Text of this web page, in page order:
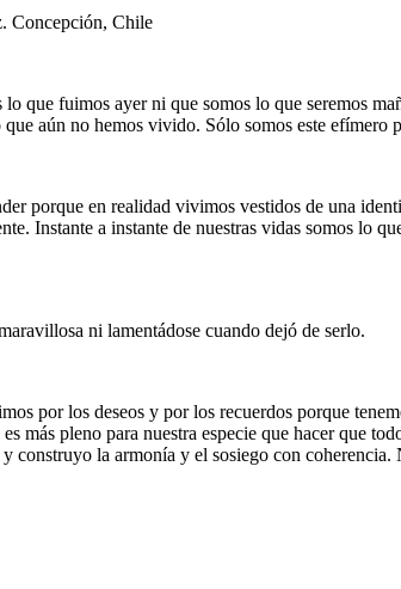
Concepción, Chile
que fuimos ayer ni que somos lo que seremos
aún no hemos vivido. Sólo somos este efímero
porque en realidad vivimos vestidos de una
Instante a instante de nuestras vidas somos lo
ni lamentádose cuando dejó de serlo.
por los deseos y por los recuerdos porque
más pleno para nuestra especie que hacer que
construyo la armonía y el sosiego con